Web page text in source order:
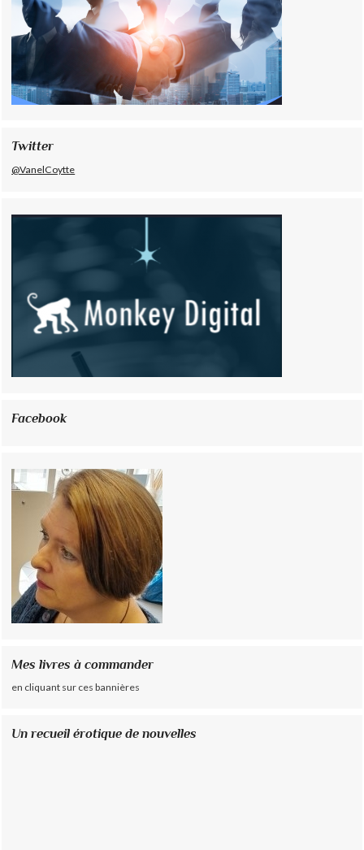
Twitter
@VanelCoytte
Facebook
Mes livres à commander
en cliquant sur ces bannières
Un recueil érotique de nouvelles